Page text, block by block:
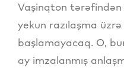
Vaşinqton
yekun razılaşma üzrə
başlamayacaq. O,
ay imzalanmış